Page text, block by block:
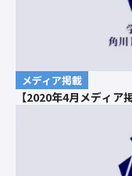
メディア掲載
【2020年4月メディア